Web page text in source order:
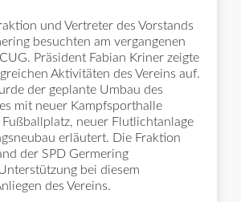
und Vertreter des Vorstands
besuchten am vergangenen
Präsident Fabian Kriner zeigte
Aktivitäten des Vereins auf.
der geplante Umbau des
mit neuer Kampfsporthalle
Fußballplatz, neuer Flutlichtanlage
erläutert. Die Fraktion
der SPD Germering
bei diesem
des Vereins.